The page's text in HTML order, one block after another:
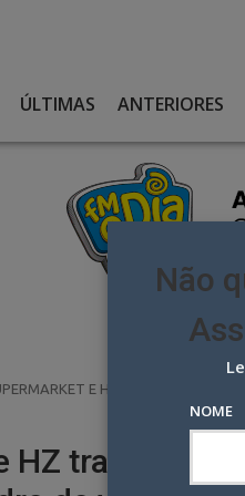
ÚLTIMAS ANTERIORES
E HZ TRAZEM ‘PORTA
trazem
Não
NOME